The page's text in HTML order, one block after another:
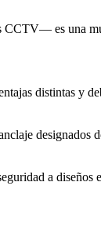
CCTV— es una
distintas y
a diseños